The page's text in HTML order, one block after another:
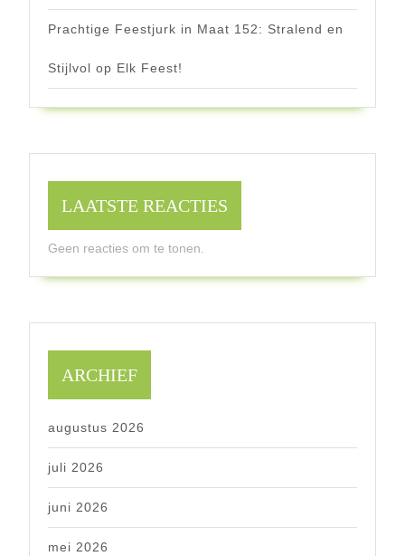
Prachtige Feestjurk in Maat 152: Stralend en
Stijlvol op Elk Feest!
LAATSTE REACTIES
Geen reacties om te tonen.
ARCHIEF
augustus 2026
juli 2026
juni 2026
mei 2026